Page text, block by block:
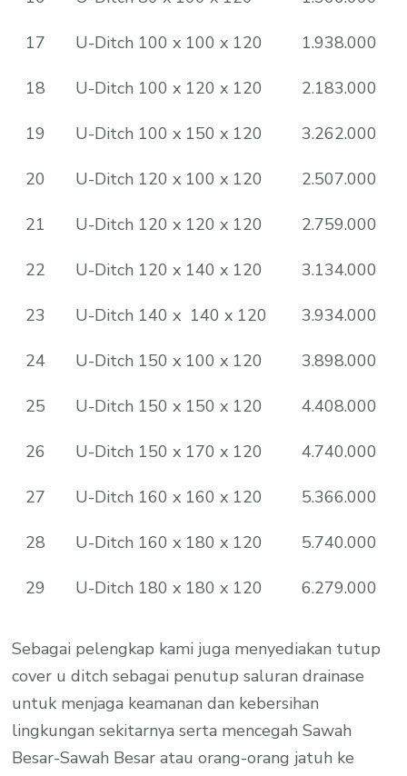
17 U-Ditch 100 x 100 x 120 1.938.000
18 U-Ditch 100 x 120 x 120 2.183.000
19 U-Ditch 100 x 150 x 120 3.262.000
20 U-Ditch 120 x 100 x 120 2.507.000
21 U-Ditch 120 x 120 x 120 2.759.000
22 U-Ditch 120 x 140 x 120 3.134.000
23 U-Ditch 140 x 140 x 120 3.934.000
24 U-Ditch 150 x 100 x 120 3.898.000
25 U-Ditch 150 x 150 x 120 4.408.000
26 U-Ditch 150 x 170 x 120 4.740.000
27 U-Ditch 160 x 160 x 120 5.366.000
28 U-Ditch 160 x 180 x 120 5.740.000
29 U-Ditch 180 x 180 x 120 6.279.000
Sebagai pelengkap kami juga menyediakan tutup
cover u ditch sebagai penutup saluran drainase
untuk menjaga keamanan dan kebersihan
lingkungan sekitarnya serta mencegah Sawah
Besar-Sawah Besar atau orang-orang jatuh ke